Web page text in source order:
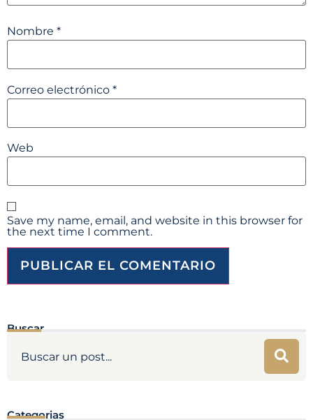
Nombre *
Correo electrónico *
Web
Save my name, email, and website in this browser for
the next time I comment.
Buscar
Categorias